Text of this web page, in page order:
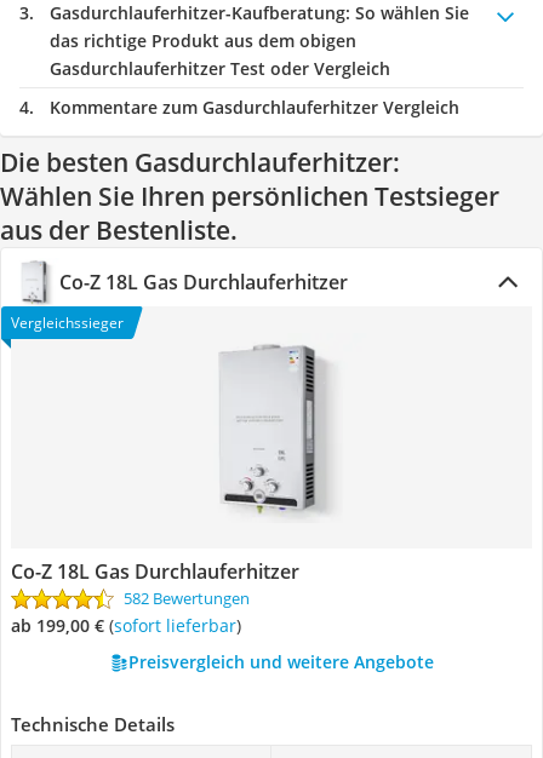
Gasdurchlauferhitzer-Kaufberatung: So wählen Sie
das richtige Produkt aus dem obigen
Gasdurchlauferhitzer Test oder Vergleich
Kommentare zum Gasdurchlauferhitzer Vergleich
Die besten Gasdurchlauferhitzer:
Wählen Sie Ihren persönlichen Testsieger
aus der Bestenliste.
Co-Z 18L Gas Durchlauferhitzer
Vergleichssieger
Co-Z 18L Gas Durchlauferhitzer
582 Bewertungen
ab 199,00 € ( Sofort lieferbar)
Preisvergleich und weitere Angebote
Technische Details